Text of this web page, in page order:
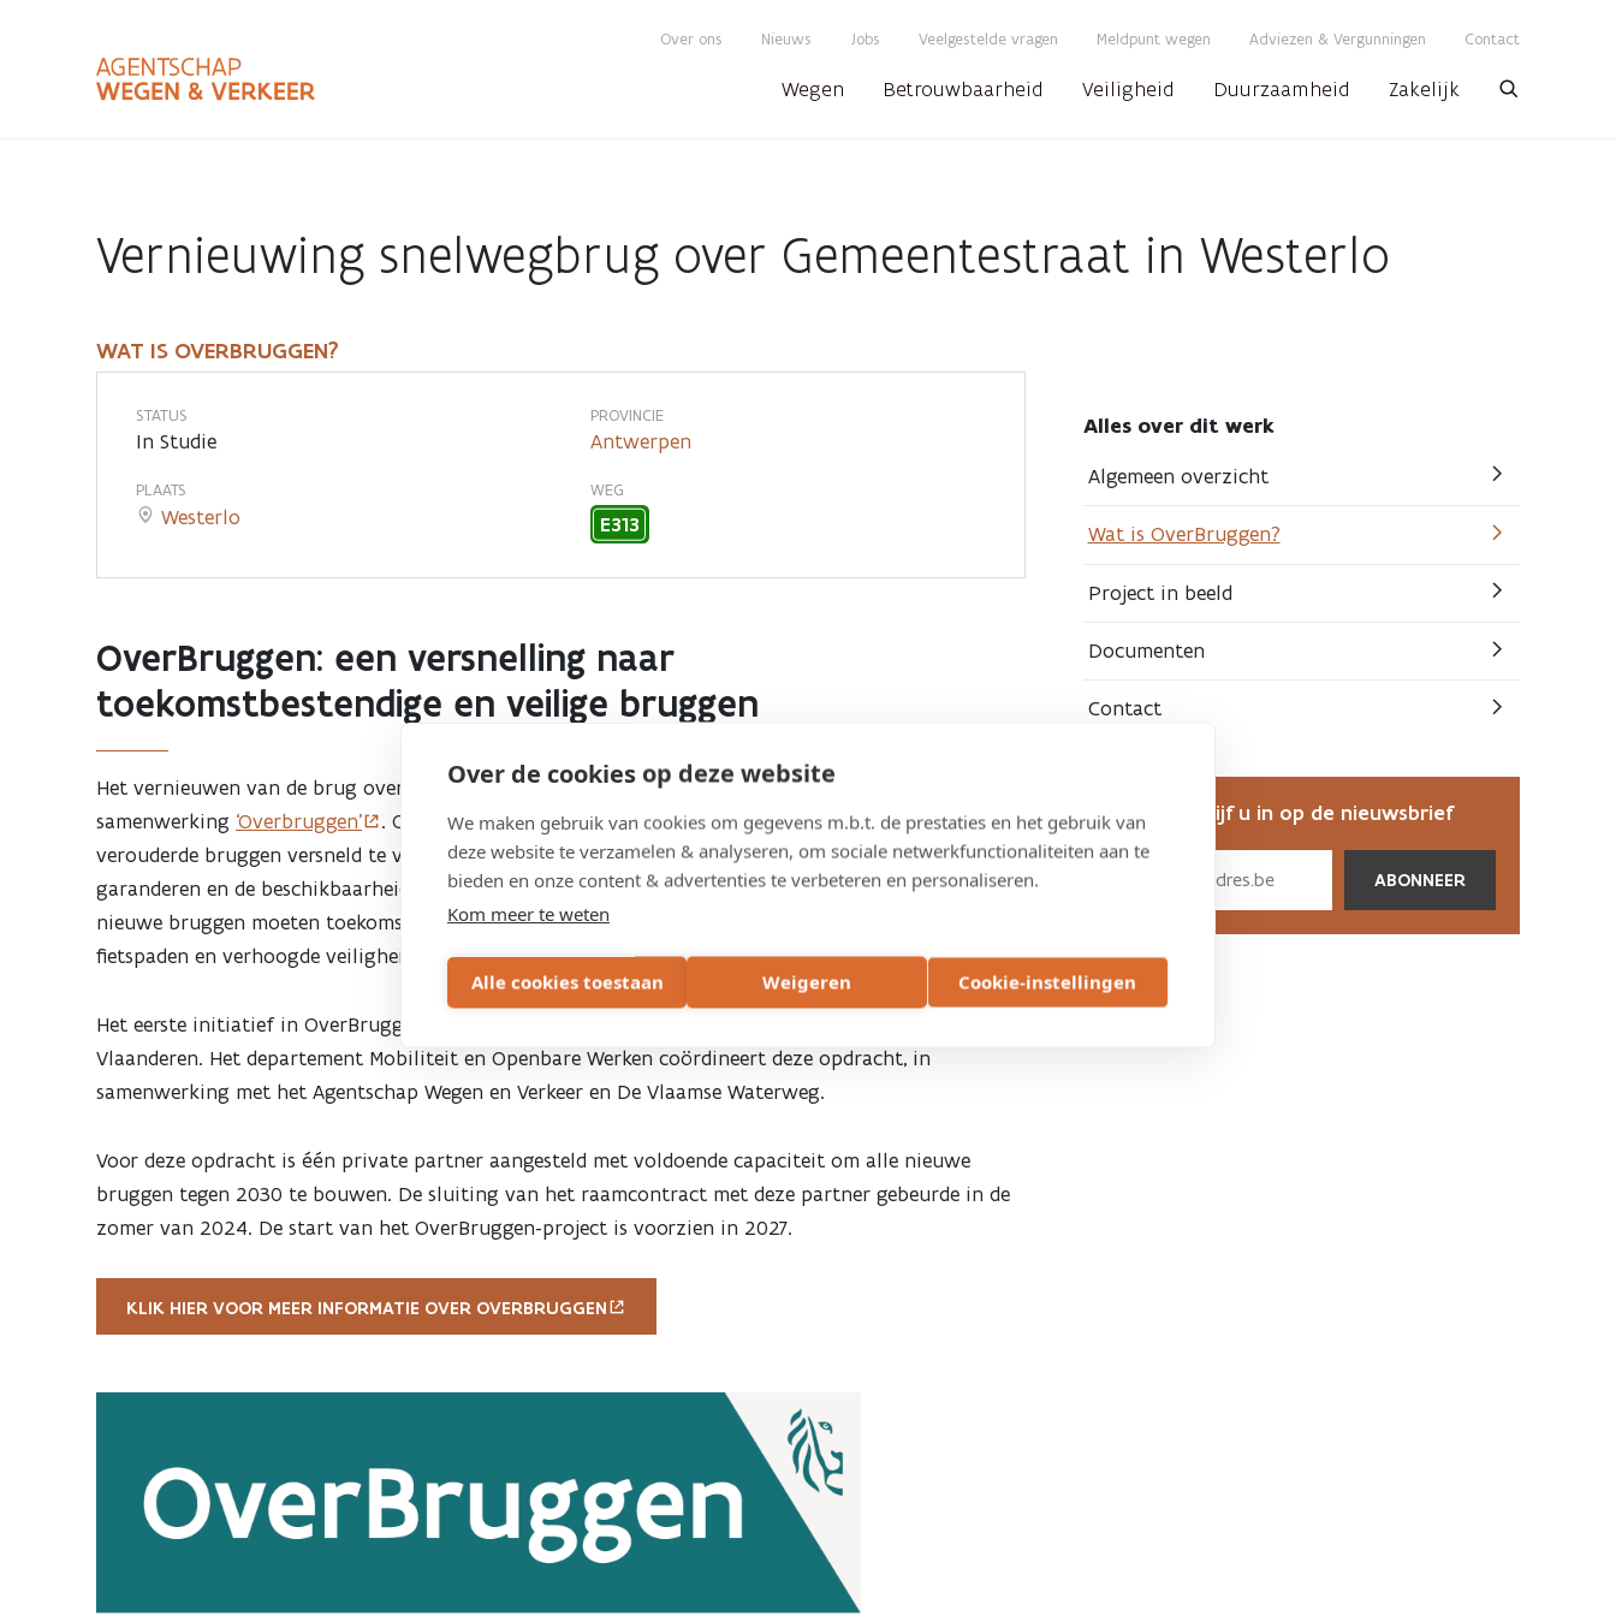
Over de cookies op deze website
We maken gebruik van cookies om gegevens m.b.t. de prestaties en het gebruik van
deze website te verzamelen & analyseren, om sociale netwerkfunctionaliteiten aan te
bieden en onze content & advertenties te verbeteren en personaliseren.
Kom meer te weten
Alle cookies toestaan Weigeren Cookie-instellingen
Over ons Nieuws Jobs Veelgestelde vragen Meldpunt wegen Adviezen & Vergunningen Contact
Wegen Betrouwbaarheid Veiligheid Duurzaamheid Zakelijk
Zoekbalk
Vernieuwing snelwegbrug over Gemeentestraat in Westerlo
Wat
OverBruggen?
WAT IS OVERBRUGGEN?
STATUS
In Studie
PROVINCIE
Antwerpen
PLAATS
Westerlo
WEG
E313
OverBruggen: een versnelling naar
toekomstbestendige en veilige bruggen
Het vernieuwen van de brug over de Gemeentestraat past in de grootschalige publiek-private
samenwerking ‘Overbruggen’
. OverBruggen is een programma van de Vlaamse overheid om
verouderde bruggen versneld te vernieuwen. Door deze inhaaloperatie wil Vlaanderen de veiligheid
garanderen en de beschikbaarheid van deze kritieke schakels in het verkeersnetwerk versterken. De
nieuwe bruggen moeten toekomstbestendig zijn en voldoen aan hedendaagse normen, zoals bredere
fietspaden en verhoogde veiligheidsvoorzieningen.
Het eerste initiatief in OverBruggen is het vernieuwen van een reeks vaste bruggen verspreid over
Vlaanderen. Het departement Mobiliteit en Openbare Werken coördineert deze opdracht, in
samenwerking met het Agentschap Wegen en Verkeer en De Vlaamse Waterweg.
Voor deze opdracht is één private partner aangesteld met voldoende capaciteit om alle nieuwe
bruggen tegen 2030 te bouwen. De sluiting van het raamcontract met deze partner gebeurde in de
zomer van 2024. De start van het OverBruggen-project is voorzien in 2027.
KLIK HIER VOOR MEER INFORMATIE OVER OVERBRUGGEN
Alles over dit werk
Algemeen overzicht
Wat is OverBruggen?
Project in beeld
Documenten
Contact
Schrijf u in op de nieuwsbrief
Subscribe